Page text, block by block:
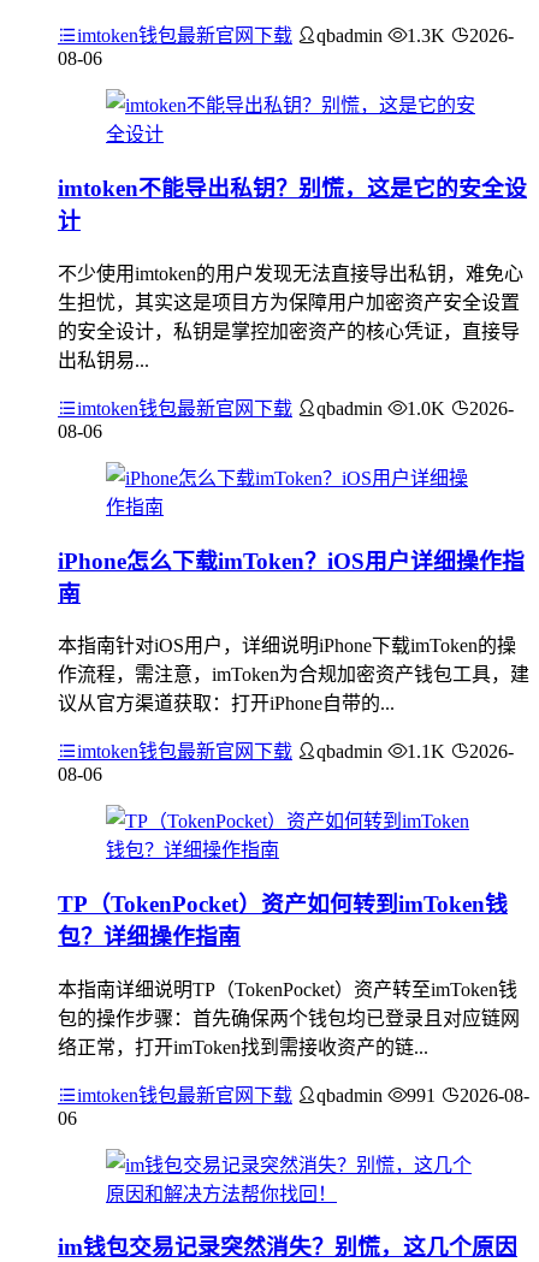
imtoken钱包最新官网下载 qbadmin 1.3K
2026-
08-06
imtoken不能导出私钥？别慌，这是它的安全设
计
不少使用imtoken的用户发现无法直接导出私钥，难免心
生担忧，其实这是项目方为保障用户加密资产安全设置
的安全设计，私钥是掌控加密资产的核心凭证，直接导
出私钥易...
imtoken钱包最新官网下载 qbadmin 1.0K
2026-
08-06
iPhone怎么下载imToken？iOS用户详细操作指
南
本指南针对iOS用户，详细说明iPhone下载imToken的操
作流程，需注意，imToken为合规加密资产钱包工具，建
议从官方渠道获取：打开iPhone自带的...
imtoken钱包最新官网下载 qbadmin 1.1K
2026-
08-06
TP（TokenPocket）资产如何转到imToken钱
包？详细操作指南
本指南详细说明TP（TokenPocket）资产转至imToken钱
包的操作步骤：首先确保两个钱包均已登录且对应链网
络正常，打开imToken找到需接收资产的链...
imtoken钱包最新官网下载 qbadmin 991
2026-08-
06
im钱包交易记录突然消失？别慌，这几个原因